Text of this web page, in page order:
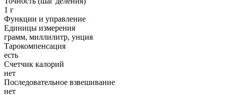
1 г
Функции и управление
Единицы измерения
грамм, миллилитр, унция
Тарокомпенсация
есть
Счетчик калорий
нет
Последовательное взвешивание
нет